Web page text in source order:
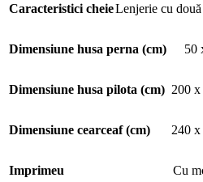
Caracteristici cheieLenjerie cu
Dimensiune husa perna (cm) 50
Dimensiune husa pilota (cm) 200
Dimensiune cearceaf (cm) 240
Imprimeu Cu